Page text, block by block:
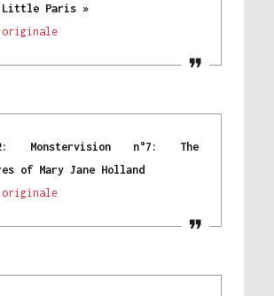
Little Paris »
originale
Monstervision n°7: The
of Mary Jane Holland
originale